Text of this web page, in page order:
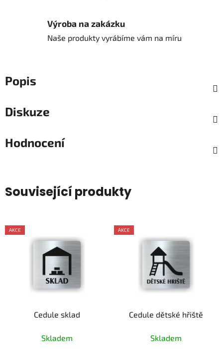
Výroba na zakázku
Naše produkty vyrábíme vám na míru
Popis
Diskuze
Hodnocení
Související produkty
AKCE
Cedule sklad
Skladem
AKCE
Cedule dětské hřiště
Skladem